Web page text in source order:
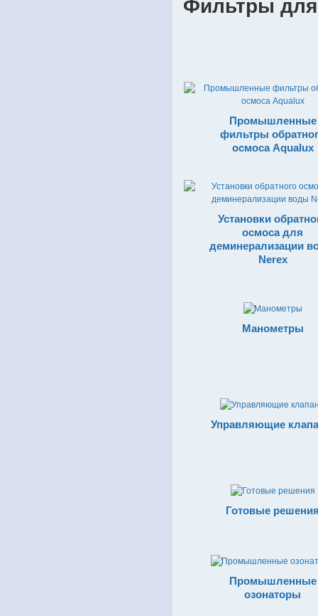
Фильтры
Промышленные
фильтры
осмоса Aqualux
Установки
осмоса для
деминерализации
Nerex
Манометры
Управляющие
Готовые
Промышленные
озонаторы